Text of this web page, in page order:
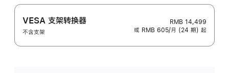
VESA 支架转换器
不含支架
RMB 14,499
或 RMB 605/月 (24 期) 起